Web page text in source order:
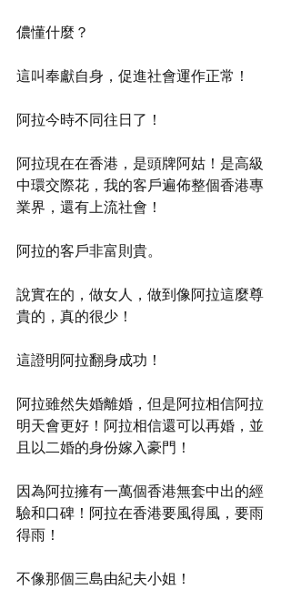
儂懂什麼？
這叫奉獻自身，促進社會運作正常！
阿拉今時不同往日了！
阿拉現在在香港，是頭牌阿姑！是高級
中環交際花，我的客戶遍佈整個香港專
業界，還有上流社會！
阿拉的客戶非富則貴。
說實在的，做女人，做到像阿拉這麼尊
貴的，真的很少！
這證明阿拉翻身成功！
阿拉雖然失婚離婚，但是阿拉相信阿拉
明天會更好！阿拉相信還可以再婚，並
且以二婚的身份嫁入豪門！
因為阿拉擁有一萬個香港無套中出的經
驗和口碑！阿拉在香港要風得風，要雨
得雨！
不像那個三島由紀夫小姐！